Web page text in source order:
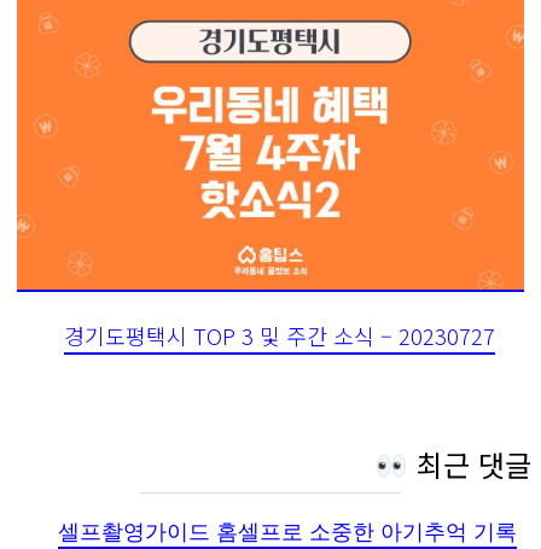
경기도평택시 TOP 3 및 주간 소식 – 20230727
최근 댓글
셀프촬영가이드 홈셀프로 소중한 아기추억 기록